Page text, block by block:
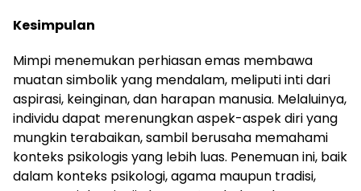
Kesimpulan
Mimpi menemukan perhiasan emas membawa
muatan simbolik yang mendalam, meliputi inti dari
aspirasi, keinginan, dan harapan manusia. Melaluinya,
individu dapat merenungkan aspek-aspek diri yang
mungkin terabaikan, sambil berusaha memahami
konteks psikologis yang lebih luas. Penemuan ini, baik
dalam konteks psikologi, agama maupun tradisi,